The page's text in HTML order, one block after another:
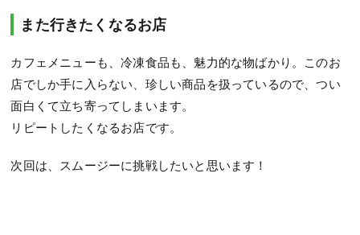
また行きたくなるお店
カフェメニューも、冷凍食品も、魅力的な物ばかり。このお
店でしか手に入らない、珍しい商品を扱っているので、つい
面白くて立ち寄ってしまいます。
リピートしたくなるお店です。
次回は、スムージーに挑戦したいと思います！